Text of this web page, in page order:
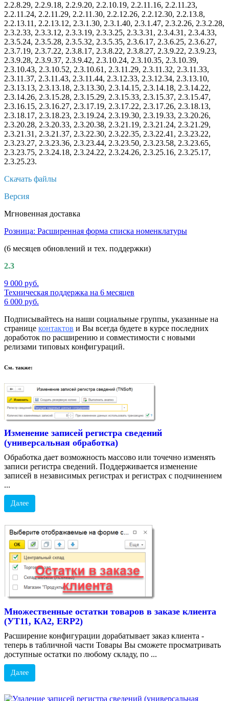
2.2.8.29, 2.2.9.18, 2.2.9.20, 2.2.10.19, 2.2.11.16, 2.2.11.23,
2.2.11.24, 2.2.11.29, 2.2.11.30, 2.2.12.26, 2.2.12.30, 2.2.13.8,
2.2.13.11, 2.2.13.12, 2.3.1.30, 2.3.1.40, 2.3.1.47, 2.3.2.26, 2.3.2.28,
2.3.2.33, 2.3.3.12, 2.3.3.19, 2.3.3.25, 2.3.3.31, 2.3.4.31, 2.3.4.33,
2.3.5.24, 2.3.5.28, 2.3.5.32, 2.3.5.35, 2.3.6.17, 2.3.6.25, 2.3.6.27,
2.3.7.19, 2.3.7.22, 2.3.8.17, 2.3.8.22, 2.3.8.27, 2.3.9.22, 2.3.9.23,
2.3.9.28, 2.3.9.37, 2.3.9.42, 2.3.10.24, 2.3.10.35, 2.3.10.39,
2.3.10.43, 2.3.10.52, 2.3.10.61, 2.3.11.29, 2.3.11.32, 2.3.11.33,
2.3.11.37, 2.3.11.43, 2.3.11.44, 2.3.12.33, 2.3.12.34, 2.3.13.10,
2.3.13.13, 2.3.13.18, 2.3.13.30, 2.3.14.15, 2.3.14.18, 2.3.14.22,
2.3.14.26, 2.3.15.28, 2.3.15.29, 2.3.15.33, 2.3.15.37, 2.3.15.47,
2.3.16.15, 2.3.16.27, 2.3.17.19, 2.3.17.22, 2.3.17.26, 2.3.18.13,
2.3.18.17, 2.3.18.23, 2.3.19.24, 2.3.19.30, 2.3.19.33, 2.3.20.26,
2.3.20.28, 2.3.20.33, 2.3.20.38, 2.3.21.19, 2.3.21.24, 2.3.21.29,
2.3.21.31, 2.3.21.37, 2.3.22.30, 2.3.22.35, 2.3.22.41, 2.3.23.22,
2.3.23.27, 2.3.23.36, 2.3.23.44, 2.3.23.50, 2.3.23.58, 2.3.23.65,
2.3.23.75, 2.3.24.18, 2.3.24.22, 2.3.24.26, 2.3.25.16, 2.3.25.17,
2.3.25.23.
Скачать файлы
Версия
Мгновенная доставка
Розница: Расширенная форма списка номенклатуры
(6 месяцев обновлений и тех. поддержки)
2.3
9 000 руб.
Техническая поддержка на 6 месяцев
6 000 руб.
Подписывайтесь на наши социальные группы, указанные на
странице контактов и Вы всегда будете в курсе последних
доработок по расширению и совместимости с новыми
релизами типовых конфигураций.
См. также:
Изменение записей регистра сведений
(универсальная обработка)
Обработка дает возможность массово или точечно изменять
записи регистра сведений. Поддерживается изменение
записей в независимых регистрах и регистрах с подчинением
...
Далее
Множественные остатки товаров в заказе клиента
(УТ11, КА2, ERP2)
Расширение конфигурации дорабатывает заказ клиента -
теперь в табличной части Товары Вы сможете просматривать
доступные остатки по любому складу, по ...
Далее